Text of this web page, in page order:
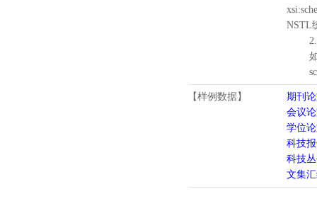
NSTL
2.
如需
【样例数据】
期刊
会议
学位
科技
科技
文集